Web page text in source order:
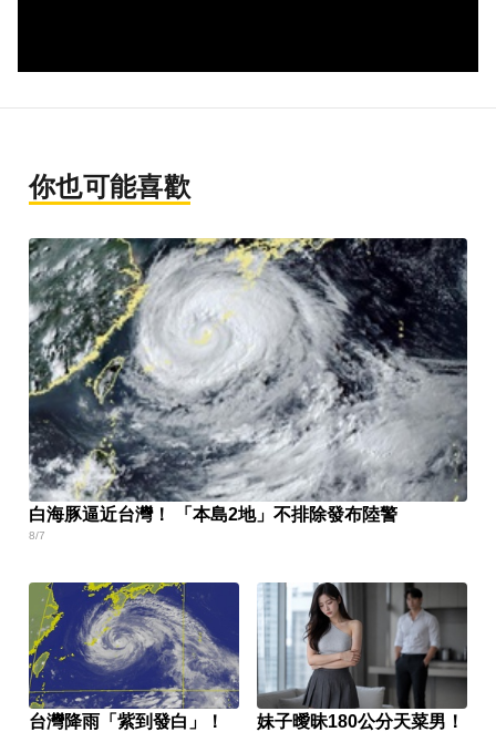
你也可能喜歡
白海豚逼近台灣！ 「本島2地」不排除發布陸警
8/7
台灣降雨「紫到發白」！
妹子曖昧180公分天菜男！